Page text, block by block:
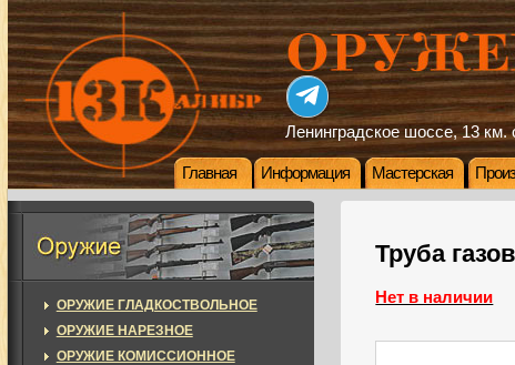
Ленинградское шоссе, 13
Главная Информация Мастерская
Труба
Нет в наличии
ОРУЖИЕ ГЛАДКОСТВОЛЬНОЕ
ОРУЖИЕ НАРЕЗНОЕ
ОРУЖИЕ КОМИССИОННОЕ